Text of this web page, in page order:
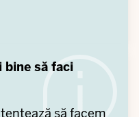
bine să faci
să facem